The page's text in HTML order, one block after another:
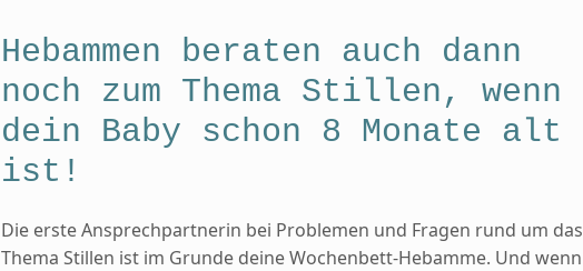
Hebammen beraten auch dann
noch zum Thema Stillen, wenn
dein Baby schon 8 Monate alt
ist!
Die erste Ansprechpartnerin bei Problemen und Fragen rund um das
Thema Stillen ist im Grunde deine Wochenbett-Hebamme. Und wenn